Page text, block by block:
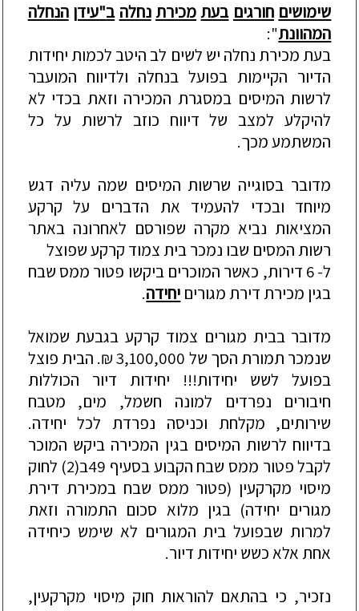
שימושים חורגים בעת מכירת נחלה ב"עידן הנחלה
המהוונת":
בעת מכירת נחלה יש לשים לב היטב לכמות יחידות
הדיור הקיימות בפועלבנחלה ולדיווח המועבר
לרשות המיסיםבמסגרת המכירה וזאת בכדי לא
להיקלע למצב של דיווח כוזב לרשות על כל
המשתמעמכך.
מדובר בסוגייה שרשות המיסים שמה עליה דגש
מיוחד ובכדי להעמיד את הדברים על קרקע
המציאות נביא מקרה שפורסם לאחרונהבאתר
רשות המסים שבו נמכרבית צמוד קרקעשפוצל
ל- 6 דירות, כאשר המוכריםביקשו פטור ממס שבח
בגין מכירת דירת מגורים יחידה.
מדוברבבית מגורים צמוד קרקע בגבעת שמואל
שנמכר תמורת הסך של 3,100,000
₪
. הבית פוצל
בפועל לשש יחידות!!! יחידות דיור הכוללות
חיבורים נפרדים למונה חשמל, מים, מטבח
שירותים, מקלחת וכניסה נפרדת לכל יחידה.
בדיווח לרשות המיסיםבגין המכירהביקש המוכר
לקבלפטור ממס שבח הקבועבסעיף 49ב(2)
לחוק
מיסוי מקרקעין (פטור ממס שבחבמכירת דירת
מגורים יחידה)בגין מלוא סכום התמורה וזאת
למרות שבפועל בית המגורים לא שימש כיחידה
אחת אלאכשש יחידות דיור.
נזכיר, כי בהתאם להוראות חוק מיסוי מקרקעין,